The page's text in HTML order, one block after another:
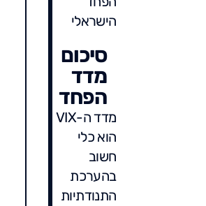
הישראלי
סיכום
מדד
הפחד
מדד ה-VIX
הוא כלי
חשוב
בהערכת
התנודתיות